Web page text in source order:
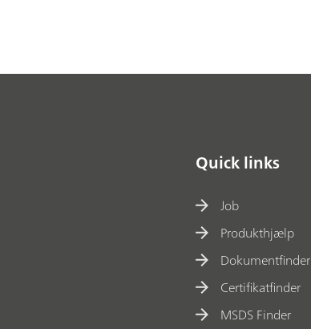
Quick links
Job
Produkthjælp
Dokumentfinder
Certifikatfinder
MSDS Finder